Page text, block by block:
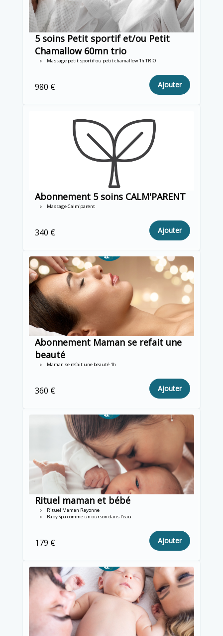
5 soins Petit sportif et/ou Petit
Chamallow 60mn trio
Massage petit sportif ou petit chamallow 1h TRIO
980 € Ajouter
Abonnement 5 soins CALM'PARENT
Massage Calm'parent
340 € Ajouter
Abonnement Maman se refait une
beauté
Maman se refait une beauté 1h
360 € Ajouter
Rituel maman et bébé
Rituel Maman Rayonne
Baby Spa comme un ourson dans l'eau
179 € Ajouter